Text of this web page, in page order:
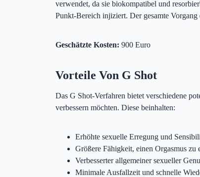
verwendet, da sie biokompatibel und
Punkt-Bereich injiziert. Der gesamte
Geschätzte Kosten: 900 Euro
Vorteile Von G Shot
Das G Shot-Verfahren bietet verschiedene
verbessern möchten. Diese beinhalten:
Erhöhte sexuelle Erregung und
Größere Fähigkeit, einen Orgasmus zu
Verbesserter allgemeiner sexueller
Minimale Ausfallzeit und schnelle